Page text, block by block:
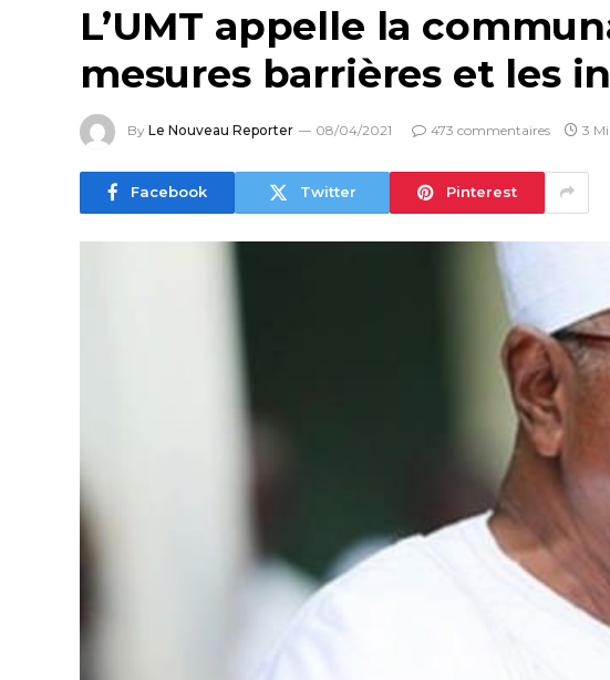
L’UMT appelle la
mesures barrières et les
By Le Nouveau Reporter 08/04/2021 473 commentaires 3
Facebook Twitter Pinterest